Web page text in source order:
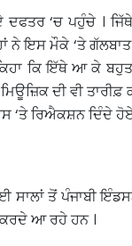
‘ਚ ਪਹੁੰਚੇ ।
ਨੇ ਇਸ ਮੌਕੇ ‘ਤੇ
ਕਿਹਾ ਕਿ ਇੱਥੇ ਆ ਕੇ
ਦੀ ਵੀ ਤਾਰੀਫ਼
‘ਤੇ ਰਿਐਕਸ਼ਨ ਦਿੰਦੇ
ਸਾਲਾਂ ਤੋਂ ਪੰਜਾਬੀ
ਆ ਰਹੇ ਹਨ ।